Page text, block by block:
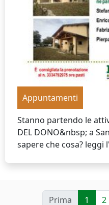
Appuntamenti
Stanno partendo le
DEL DONO&nbsp; a
sapere che cosa? leggi
Prima 1 2